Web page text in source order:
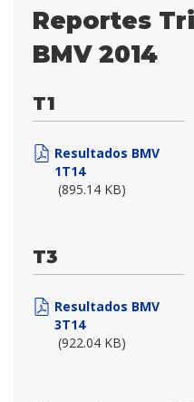
Reportes
BMV 2014
T1
Resultados BMV
1T14
(895.14 KB)
T3
Resultados BMV
3T14
(922.04 KB)